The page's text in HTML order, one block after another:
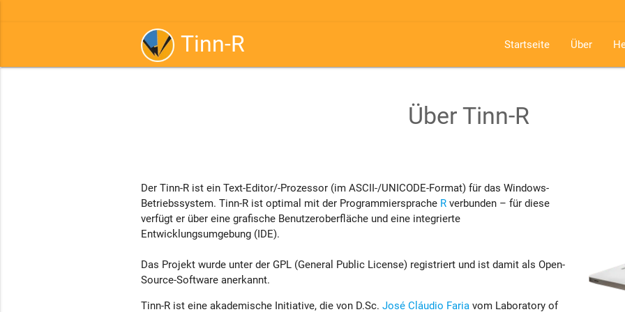
Tinn-R Startseite Über
Über Tinn-R
Der Tinn-R ist ein Text-Editor/-Prozessor (im ASCII-/UNICODE-Format) für das Windows-
Betriebssystem. Tinn-R ist optimal mit der Programmiersprache Rverbunden – für diese
verfügt er über eine grafische Benutzeroberfläche und eine integrierte
Entwicklungsumgebung (IDE).
Das Projekt wurde unter der GPL (General Public License) registriert und ist damit als Open-
Source-Software anerkannt.
Tinn-R ist eine akademische Initiative, die von D.Sc. José Cláudio Fariavom Laboratory of